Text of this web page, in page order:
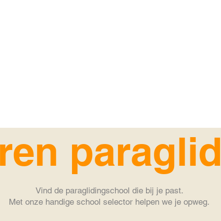
Vind de paraglidingschool die bij je past.
Met onze handige school selector helpen we je opweg.